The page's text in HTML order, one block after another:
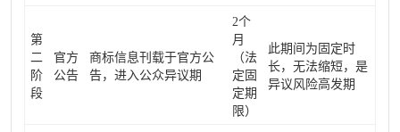
第
二
阶
段
官方
公告
商标信息刊载于官方公
告，进入公众异议期
2个
月
（法
定固
定期
限）
此期间为固定时
长，无法缩短，是
异议风险高发期